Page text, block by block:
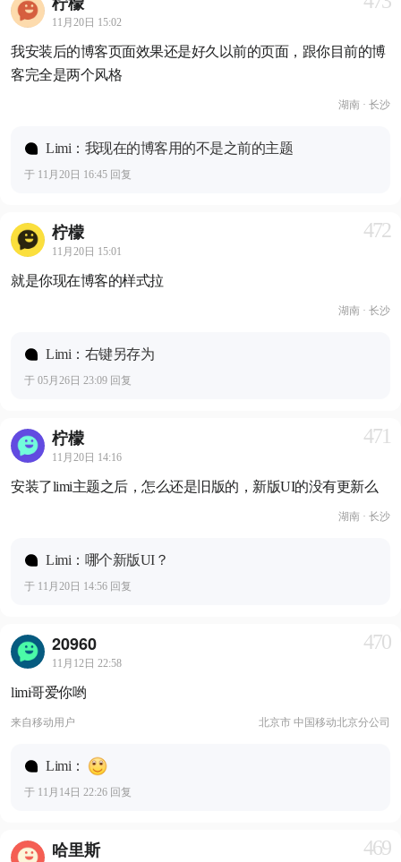
11月20日 15:02
我安装后的博客页面效果还是好久以前的页面，跟你目前的博
客完全是两个风格
湖南 · 长沙
Limi：我现在的博客用的不是之前的主题
于 11月20日 16:45 回复
柠檬
11月20日 15:01
472
就是你现在博客的样式拉
湖南 · 长沙
Limi：右键另存为
于 05月26日 23:09 回复
柠檬
11月20日 14:16
471
安装了limi主题之后，怎么还是旧版的，新版UI的没有更新么
湖南 · 长沙
Limi：哪个新版UI？
于 11月20日 14:56 回复
20960
11月12日 22:58
470
limi哥爱你哟
来自移动用户 北京市 中国移动北京分公司
Limi：
于 11月14日 22:26 回复
哈里斯 469